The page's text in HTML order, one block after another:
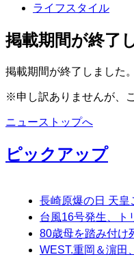
ライフスタイル
掲載期間が終了
掲載期間が終了しました。
※申し訳ありませんが、
ニューストップへ
ピックアップ
長崎原爆の日 天皇
台風16号発生、ト
80歳母を踏み付け
WEST.重岡＆濵田